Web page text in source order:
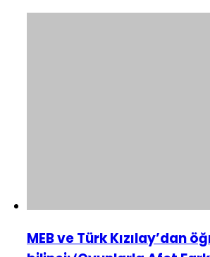
MEB ve Türk Kızılay’dan